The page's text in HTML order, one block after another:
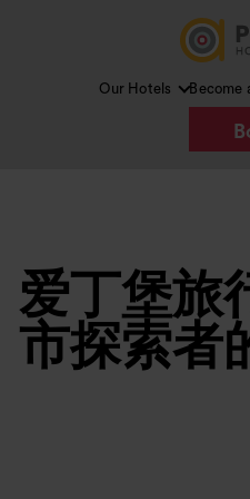
Our Hotels Become
爱丁堡旅
市探索者